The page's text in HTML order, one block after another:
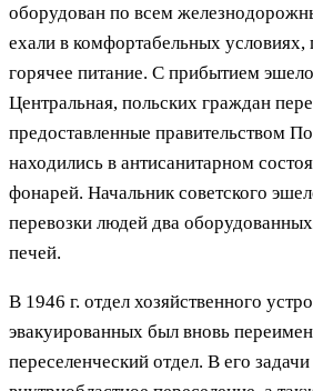
оборудован по всем
ехали в комфортабельных условиях,
горячее питание. С прибытием
Центральная, польских граждан
предоставленные правительством
находились в антисанитарном
фонарей. Начальник советского
перевозки людей два оборудованных
печей.
В 1946 г. отдел хозяйственного
эвакуированных был вновь
переселенческий отдел. В его